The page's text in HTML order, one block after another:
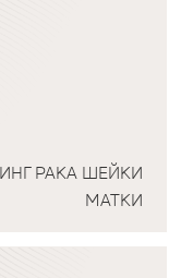
РАКА ШЕЙКИ
МАТКИ